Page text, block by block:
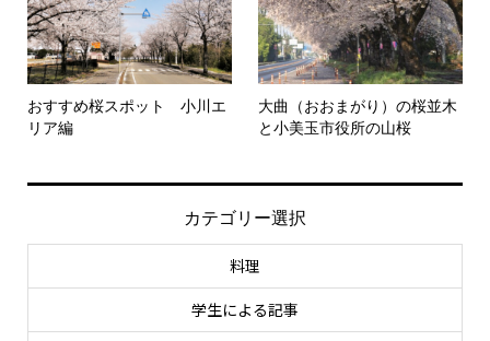
おすすめ桜スポット 小川エ
リア編
大曲（おおまがり）の桜並木
と小美玉市役所の山桜
カテゴリー選択
料理
学生による記事